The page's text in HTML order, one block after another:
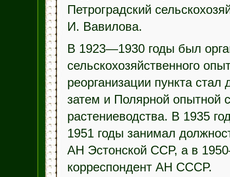
Петроградский
И. Вавилова.
В 1923—1930 годы был
сельскохозяйственного
реорганизации пункта
затем и Полярной опытной
растениеводства. В 1935
1951 годы занимал
АН Эстонской ССР, а в
корреспондент АН СССР.